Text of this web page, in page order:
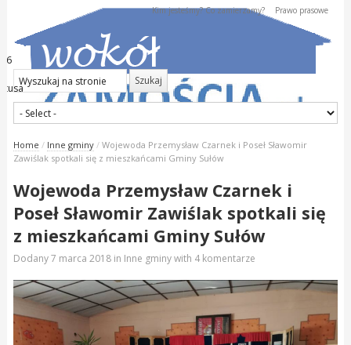
Kim jesteśmy? Co zamierzamy? Prawo prasowe
Home / Inne gminy / Wojewoda Przemysław Czarnek i Poseł Sławomir
Zawiślak spotkali się z mieszkańcami Gminy Sułów
Wojewoda Przemysław Czarnek i
Poseł Sławomir Zawiślak spotkali się
z mieszkańcami Gminy Sułów
Dodany7 marca 2018in Inne gminywith 4 komentarze